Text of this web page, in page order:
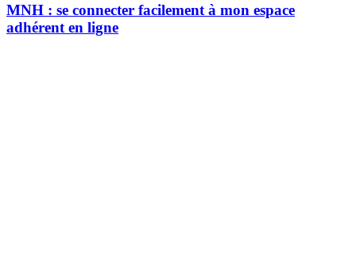
MNH : se connecter facilement à mon espace
adhérent en ligne